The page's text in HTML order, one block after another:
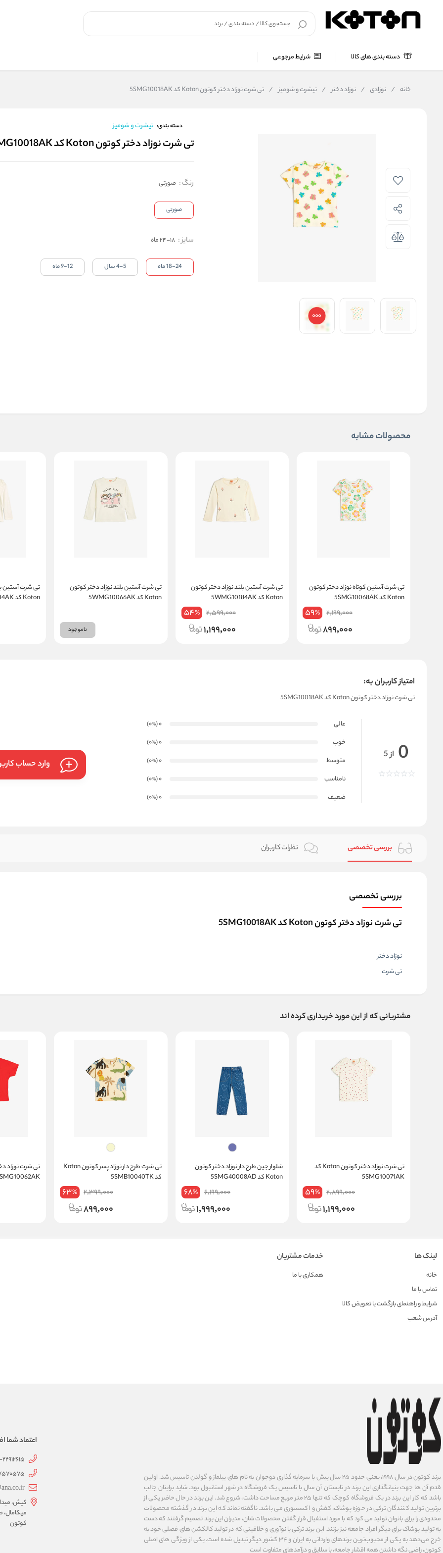
دسته بندی های کالا شرایط مرجوعی
خانه / نوزادی / نوزاد دختر / تیشرت و شومیز / تی شرت نوزاد دختر کوتون Koton کد 5SMG10018AK
دسته بندی: تیشرت و شومیز
تی شرت نوزاد دختر کوتون Koton کد 5SMG10018AK
رنگ: صورتی
صورتی
سایز: 18-24 ماه
18-24 ماه 4-5 سال 9-12 ماه
محصولات مشابه
تی شرت آستین کوتاه نوزاد دختر کوتون
Koton کد 5SMG10068AK
2,199,000
59%
899,000
تی شرت آستین بلند نوزاد دختر کوتون
Koton کد 5WMG10184AK
2,599,000
54%
1,199,000
تی شرت آستین بلند نوزاد دختر کوتون
Koton کد 5WMG10066AK
ناموجود
تی شرت آستین
Koton کد 5WMG10004AK
امتیاز کاربران به:
تی شرت نوزاد دختر کوتون Koton کد 5SMG10018AK
0 از 5
عالی 0
(0
%
)
خوب
0
(0
%
)
متوسط
0
(0
%
)
نامناسب
0
(0
%
)
ضعیف
0
(0
%
)
وارد حساب
بررسی تخصصی نظرات کاربران
بررسی تخصصی
تی شرت نوزاد دختر کوتون Koton کد 5SMG10018AK
نوزاد دختر
تی شرت
مشتریانی که از این مورد خریداری کرده اند
تی شرت نوزاد دختر کوتون Koton کد
5SMG10071AK
2,899,000
59%
1,199,000
شلوار جین طرح دار نوزاد دختر کوتون
Koton کد 5SMG40008AD
6,199,000
68%
1,999,000
تی شرت طرح دار نوزاد پسر کوتون Koton
کد 5SMB10040TK
2,399,000
63%
899,000
5SMG10062AK
لینک ها
خانه
تماس با ما
شرایط و راهنمای بازگشت یا تعویض کالا
آدرس شعب
خدمات مشتریان
همکاری با ما
برند کوتون در سال ۱۹۹۸، یعنی حدود ۲۵ سال پیش با سرمایه گذاری دوجوان به نام های ییلماز و گولدن تاسیس شد. اولین
قدم آن ها جهت بنیانگذاری این برند در تابستان آن سال با تاسیس یک فروشگاه در شهر استانبول بود. شاید برایتان جالب
باشد که کار این برند در یک فروشگاه کوچک که تنها ۲۵ متر مربع مساحت داشت، شروع شد. این برند در حال حاضر یکی از
برترین تولید کنندگان ترکی در حوزه پوشاک، کفش و اکسسوری می باشد. ناگفته نماند که این برند در گذشته محصولات
محدودی را برای بانوان تولید می کرد که با مورد استفبال قرار گفتن محصولات شان، مدیران این برند تصمیم گرفتند که دست
به تولید پوشاک برای دیگر افراد جامعه نیز بزنند. این برند ترکی با نوآوری ‌و خلاقیتی که در تولید کالکشن های فصلی خود به
خرج می‌دهد به یکی از محبوب‌ترین برندهای وارداتی به ایران و ۳۴ کشور دیگر تبدیل شده‌ است. یکی از ویژگی های اصلی
کوتون، راضی نگه داشتن همه اقشار جامعه، با سلایق و درآمدهای متفاوت است
اعتماد شما
22912615
کیش،
کوتون